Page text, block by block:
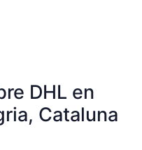
DHL en
Cataluna